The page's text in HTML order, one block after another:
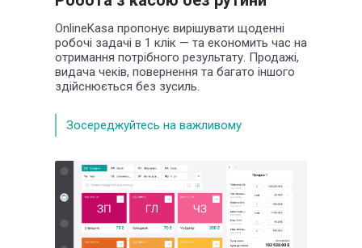
OnlineKasa пропонує вирішувати щоденні
робочі задачі в 1 клік — та економить час на
отримання потрібного результату. Продажі,
видача чеків, повернення та багато іншого
здійснюється без зусиль.
Зосереджуйтесь на важливому